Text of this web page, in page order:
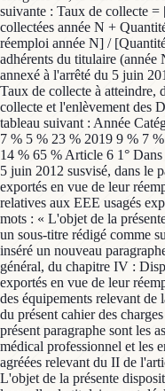
suivante : Taux de collecte
collectées année N +
réemploi année N] /
adhérents du titulaire
annexé à l'arrêté du 5 juin
Taux de collecte à atteindre,
collecte et l'enlèvement des
tableau suivant : Année
7 % 5 % 23 % 2019 9 % 7
14 % 65 % Article 6 1° Dans
5 juin 2012 susvisé, dans le
exportés en vue de leur
relatives aux EEE usagés
mots : « L'objet de la
un sous-titre rédigé comme
inséré un nouveau
général, du chapitre IV :
exportés en vue de leur
des équipements relevant de
du présent cahier des
présent paragraphe sont les
médical professionnel et les
agréées relevant du II de
L'objet de la présente